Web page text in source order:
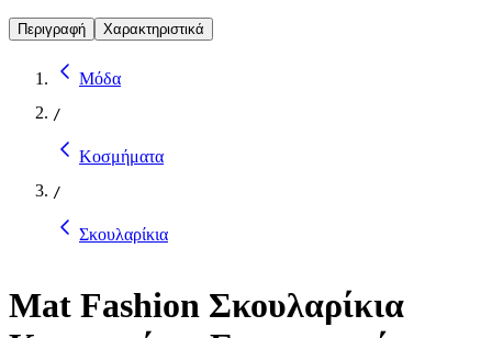
Περιγραφή Χαρακτηριστικά
Μόδα
/
Κοσμήματα
/
Σκουλαρίκια
Mat Fashion Σκουλαρίκια